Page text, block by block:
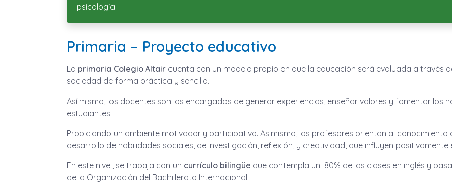
psicología.
Primaria – Proyecto educativo
La primaria Colegio Altair cuenta con un modelo propio en que la educación será evaluada a través
sociedad de forma práctica y sencilla.
Así mismo, los docentes son los encargados de generar experiencias, enseñar valores y fomentar los
estudiantes.
Propiciando un ambiente motivador y participativo. Asimismo, los profesores orientan al conocimiento
desarrollo de habilidades sociales, de investigación, reflexión, y creatividad, que influyen positivamente
En este nivel, se trabaja con un currículo bilingüe que contempla un 80% de las clases en inglés y
de la Organización del Bachillerato Internacional.